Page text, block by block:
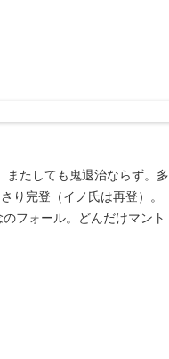
またしても鬼退治ならず。多
り完登（イノ氏は再登）。
フォール。どんだけマント